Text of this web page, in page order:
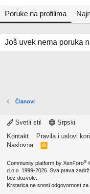
Poruke na profilima
Još uvek nema poruka
Članovi
Svetli stil
Srpski
Kontakt
Pravila i uslovi
Naslovna
R
Community platform by XenForo®
d.o.o. 1999-2026. Sva prava
bez dozvole.
Krstarica ne snosi odgovornost za